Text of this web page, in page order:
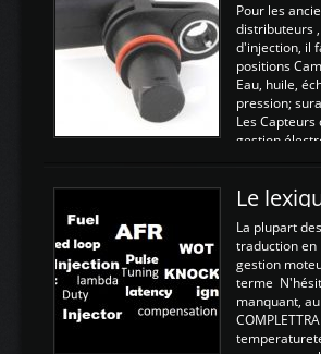
Pour les
distributeurs
d'injection, il
positions
Eau, huile,
pression;
Les
gestion
Le
La plupart
traduction en
gestion
terme
manquant,